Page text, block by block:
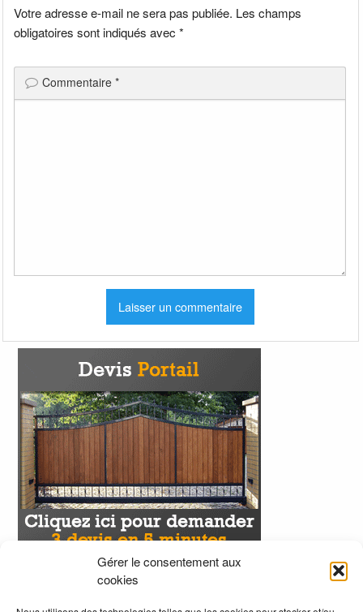
Gérer le consentement aux
cookies
Votre adresse e-mail ne sera pas publiée. Les champs
obligatoires sont indiqués avec*
Commentaire*